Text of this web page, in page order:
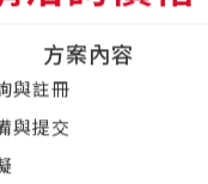
方案內容
與註冊